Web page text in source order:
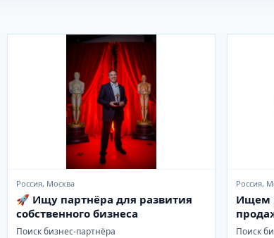
Россия, Москва
🚀 Ищу партнёра для развития
собственного бизнеса
Поиск бизнес-партнёра
Россия,
Ищем
CX-5
Поиск